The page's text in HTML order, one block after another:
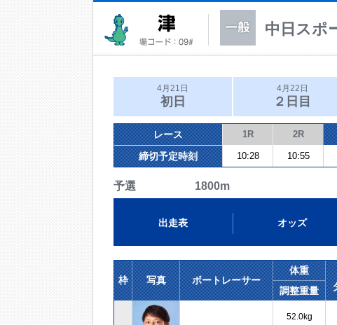
中日スポ
4月21日
初日
4月22日
２日目
レース 1R 2R
締切予定時刻 10:28 10:55
予選 1800m
出走表 オッズ
枠 写真 ボートレーサー
体重
調整重量
52.0kg